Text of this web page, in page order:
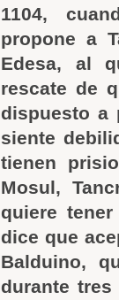
1104,
propone a
Edesa, al
rescate de
dispuesto a
siente
tienen
Mosul,
quiere
dice que
Balduino,
durante